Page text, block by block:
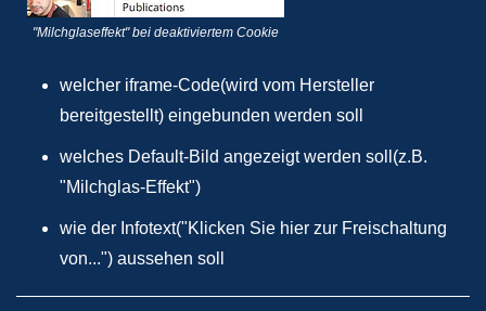
"Milchglaseffekt" bei deaktiviertem Cookie
welcher iframe-Code(wird vom Hersteller
bereitgestellt) eingebunden werden soll
welches Default-Bild angezeigt werden soll(z.B.
"Milchglas-Effekt")
wie der Infotext("Klicken Sie hier zur Freischaltung
von...") aussehen soll